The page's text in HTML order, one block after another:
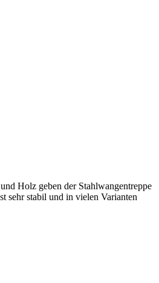
Holz geben der Stahlwangentreppe
sehr stabil und in vielen Varianten